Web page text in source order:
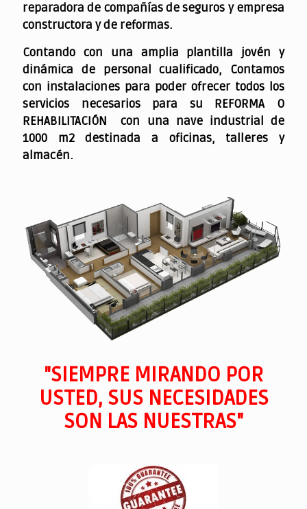
reparadora de compañías de seguros y empresa
constructora y de reformas.
Contando con una amplia plantilla jovén y
dinámica de personal cualificado, Contamos
con instalaciones para poder ofrecer todos los
servicios necesarios para su REFORMA O
REHABILITACIÓN con una nave industrial de
1000 m2 destinada a oficinas, talleres y
almacén.
"SIEMPRE MIRANDO POR
USTED, SUS NECESIDADES
SON LAS NUESTRAS"